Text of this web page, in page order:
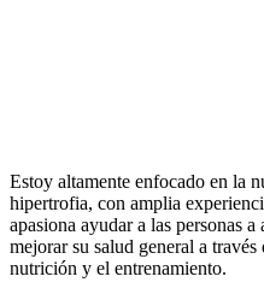
Estoy altamente enfocado en la
hipertrofia, con amplia
apasiona ayudar a las personas
mejorar su salud general a
nutrición y el entrenamiento.